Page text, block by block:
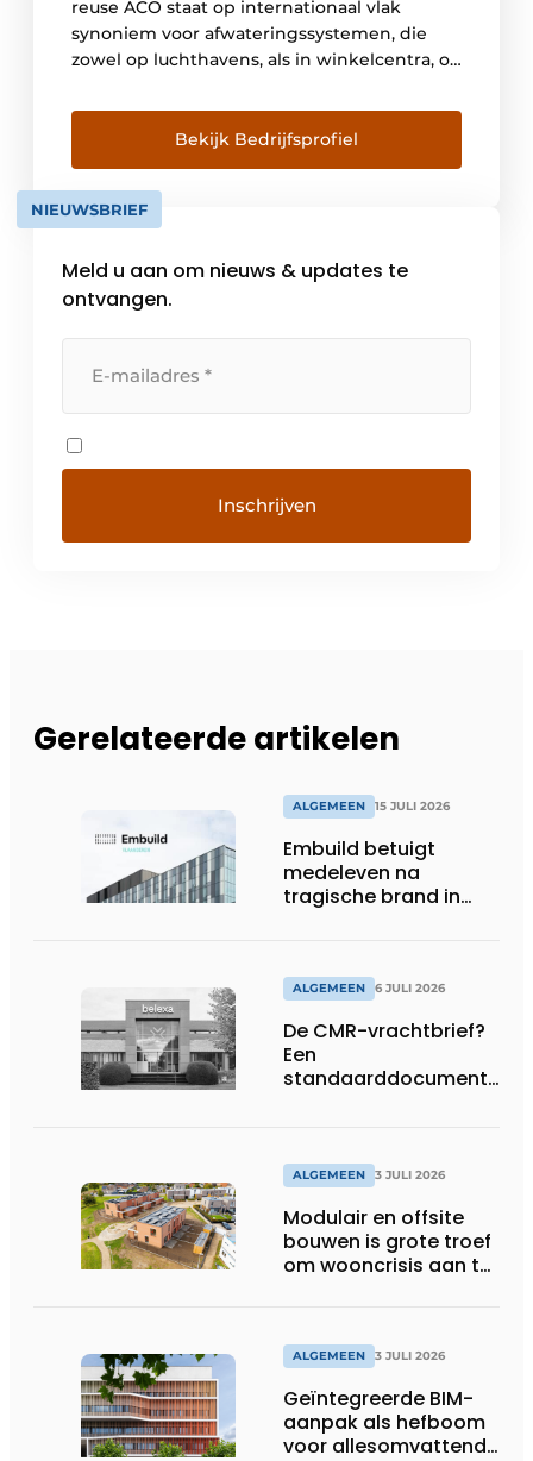
reuse ACO staat op internationaal vlak
synoniem voor afwateringssystemen, die
zowel op luchthavens, als in winkelcentra, op
wereld te vinden zijn. In de wereld van
vandaag dringt zich een efficiënt en
duurzaam waterbeheer aan. Dankzij onze
geïntegreerde aanpak én onze
totaaloplossingen […]
Bekijk Bedrijfsprofiel
NIEUWSBRIEF
Meld u aan om nieuws & updates te
ontvangen.
Gerelateerde artikelen
ALGEMEEN 15 JULI 2026
Embuild betuigt
medeleven na
tragische brand in
ALGEMEEN 6 JULI 2026
De CMR-vrachtbrief?
Een
standaarddocument
ALGEMEEN 3 JULI 2026
Modulair en offsite
bouwen is grote troef
om wooncrisis aan te
ALGEMEEN 3 JULI 2026
Geïntegreerde BIM-
aanpak als hefboom
voor allesomvattende